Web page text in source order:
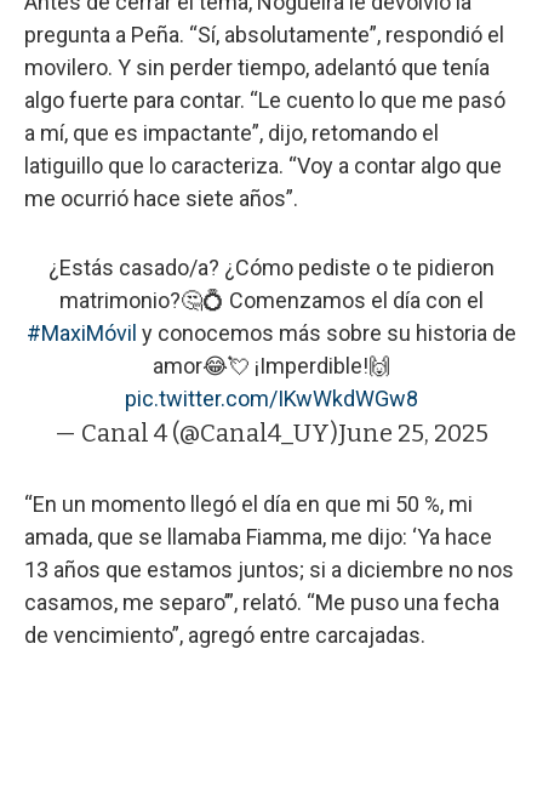
pregunta a Peña. “Sí, absolutamente”, respondió el
movilero. Y sin perder tiempo, adelantó que tenía
algo fuerte para contar. “Le cuento lo que me pasó
a mí, que es impactante”, dijo, retomando el
latiguillo que lo caracteriza. “Voy a contar algo que
me ocurrió hace siete años”.
¿Estás casado/a? ¿Cómo pediste o te pidieron
matrimonio?🤔💍 Comenzamos el día con el
#MaxiMóvil y conocemos más sobre su historia de
amor😂💘 ¡Imperdible!🙌
pic.twitter.com/IKwWkdWGw8
— Canal 4 (@Canal4_UY)June 25, 2025
“En un momento llegó el día en que mi 50 %, mi
amada, que se llamaba Fiamma, me dijo: ‘Ya hace
13 años que estamos juntos; si a diciembre no nos
casamos, me separo’”, relató. “Me puso una fecha
de vencimiento”, agregó entre carcajadas.